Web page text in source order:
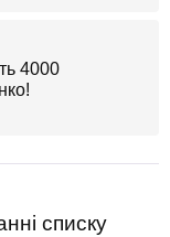
4000
списку